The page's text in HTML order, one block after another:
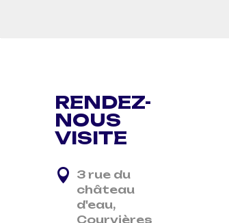
RENDEZ-
NOUS
VISITE
 3 rue du
château
d'eau,
Courvières